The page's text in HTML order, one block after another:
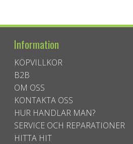
Information
KÖPVILLKOR
B2B
OM OSS
KONTAKTA OSS
HUR HANDLAR MAN?
SERVICE OCH REPARATIONER
HITTA HIT